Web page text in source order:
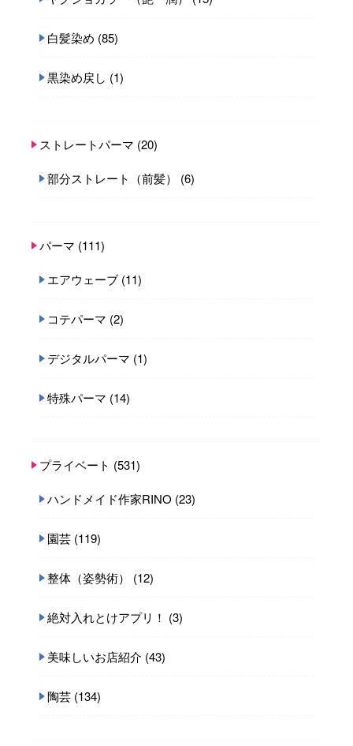
白髪染め (85)
黒染め戻し (1)
ストレートパーマ (20)
部分ストレート（前髪） (6)
パーマ (111)
エアウェーブ (11)
コテパーマ (2)
デジタルパーマ (1)
特殊パーマ (14)
プライベート (531)
ハンドメイド作家RINO (23)
園芸 (119)
整体（姿勢術） (12)
絶対入れとけアプリ！ (3)
美味しいお店紹介 (43)
陶芸 (134)